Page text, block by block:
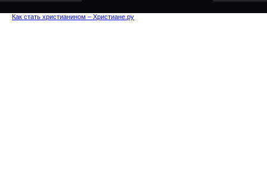
Как стать христианином – Христиане.ру